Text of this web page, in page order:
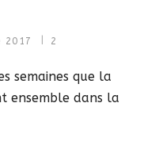
2017
2
semaines que la
ensemble dans la